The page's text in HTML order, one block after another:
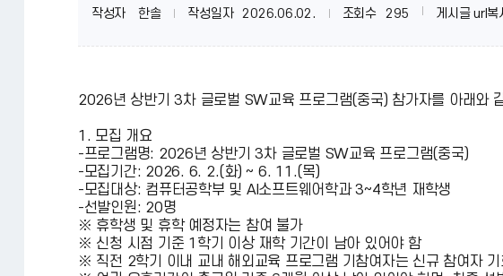
작성자 한솔 작성일자 2026.06.02. 조회수 295 게시글 url복
2026년 상반기 3차 글로벌 SW교육 프로그램(중국) 참가자를 아래와
1. 모집 개요
-프로그램명: 2026년 상반기 3차 글로벌 SW교육 프로그램(중국)
-모집기간: 2026. 6. 2.(화) ~ 6. 11.(목)
-모집대상: 컴퓨터공학부 및 AI소프트웨어학과 3~4학년 재학생
-선발인원: 20명
※ 휴학생 및 휴학 예정자는 참여 불가
※ 신청 시점 기준 1학기 이상 재학 기간이 남아 있어야 함
※ 직전 2학기 이내 교내 해외교육 프로그램 기참여자는 신규 참여자